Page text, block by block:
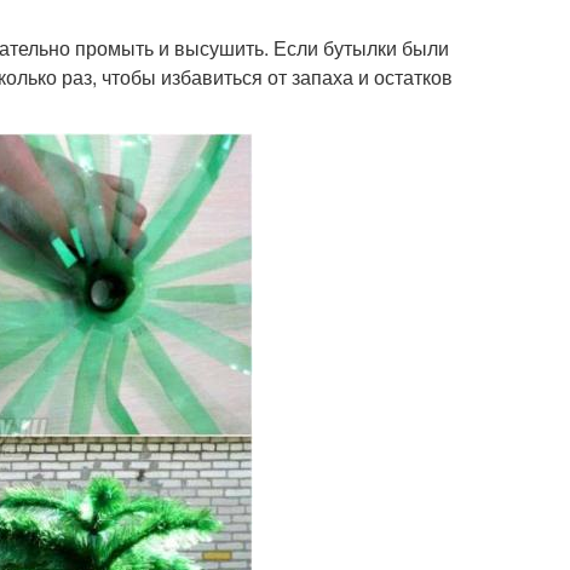
промыть и высушить. Если бутылки были
раз, чтобы избавиться от запаха и остатков